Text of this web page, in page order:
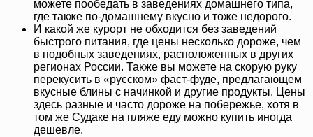
можете пообедать в заведениях домашнего типа,
где также по-домашнему вкусно и тоже недорого.
И какой же курорт не обходится без заведений
быстрого питания, где цены несколько дороже, чем
в подобных заведениях, расположенных в других
регионах России. Также вы можете на скорую руку
перекусить в «русском» фаст-фуде, предлагающем
вкусные блины с начинкой и другие продукты. Цены
здесь разные и часто дороже на побережье, хотя в
том же Судаке на пляже еду можно купить иногда
дешевле.